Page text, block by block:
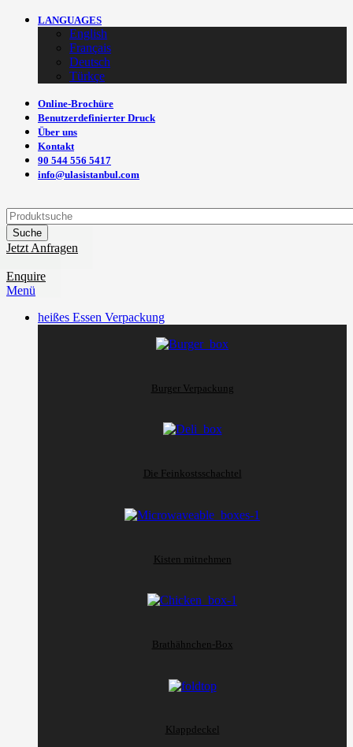
LANGUAGES
English
Français
Deutsch
Türkçe
Online-Brochüre
Benutzerdefinierter Druck
Über uns
Kontakt
90 544 556 5417
info@ulasistanbul.com
Suche
Jetzt Anfragen
Enquire
Menü
heißes Essen Verpackung
Burger Verpackung
Die Feinkostsschachtel
Kisten mitnehmen
Brathähnchen-Box
Klappdeckel